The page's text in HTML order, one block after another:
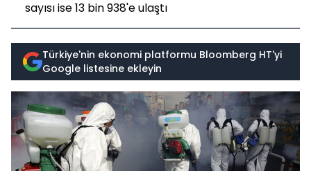
sayısı ise 13 bin 938'e ulaştı
Türkiye'nin ekonomi platformu Bloomberg HT'yi
Google listesine ekleyin